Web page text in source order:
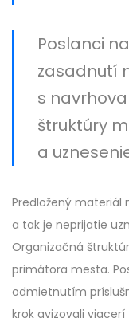
Poslanci
zasadnutí
s
štruktúry
a
Predložený
a tak je neprijatie
Organizačná
primátora mesta.
odmietnutím
krok avizovali